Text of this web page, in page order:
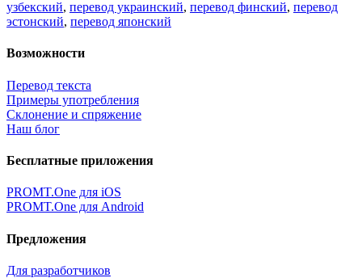
узбекский, перевод украинский, перевод финский, перевод
эстонский, перевод японский
Возможности
Перевод текста
Примеры употребления
Склонение и спряжение
Наш блог
Бесплатные приложения
PROMT.One для iOS
PROMT.One для Android
Предложения
Для разработчиков